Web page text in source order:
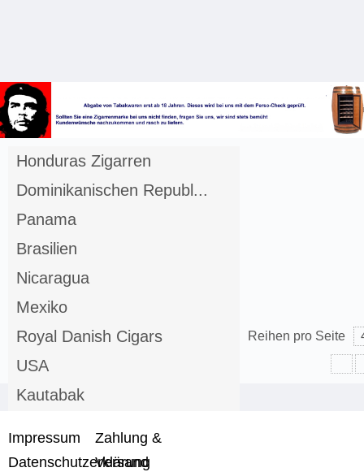
Honduras Zigarren
Dominikanischen Republ...
Panama
Brasilien
Nicaragua
Mexiko
Royal Danish Cigars
USA
Kautabak
milde Zigarren
Reihen pro Seite
Impressum
Datenschutzerklärung
Zahlung &
Versand